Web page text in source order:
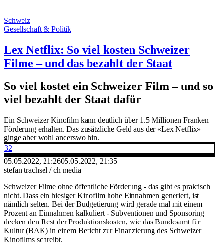
Schweiz
Gesellschaft & Politik
Lex Netflix: So viel kosten Schweizer
Filme – und das bezahlt der Staat
So viel kostet ein Schweizer Film – und so
viel bezahlt der Staat dafür
Ein Schweizer Kinofilm kann deutlich über 1.5 Millionen Franken
Förderung erhalten. Das zusätzliche Geld aus der «Lex Netflix»
ginge aber wohl anderswo hin.
32
05.05.2022, 21:2605.05.2022, 21:35
stefan trachsel / ch media
Schweizer Filme ohne öffentliche Förderung - das gibt es praktisch
nicht. Dass ein hiesiger Kinofilm hohe Einnahmen generiert, ist
nämlich selten. Bei der Budgetierung wird gerade mal mit einem
Prozent an Einnahmen kalkuliert - Subventionen und Sponsoring
decken den Rest der Produktionskosten, wie das Bundesamt für
Kultur (BAK) in einem Bericht zur Finanzierung des Schweizer
Kinofilms schreibt.